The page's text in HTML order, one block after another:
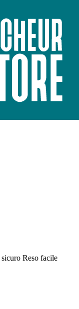
sicuro Reso facile